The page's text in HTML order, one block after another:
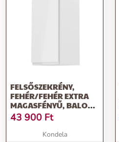
FELSŐSZEKRÉNY,
FEHÉR/FEHÉR EXTRA
MAGASFÉNYŰ, BALOS,
AURORA G40
43 900 Ft
Kondela